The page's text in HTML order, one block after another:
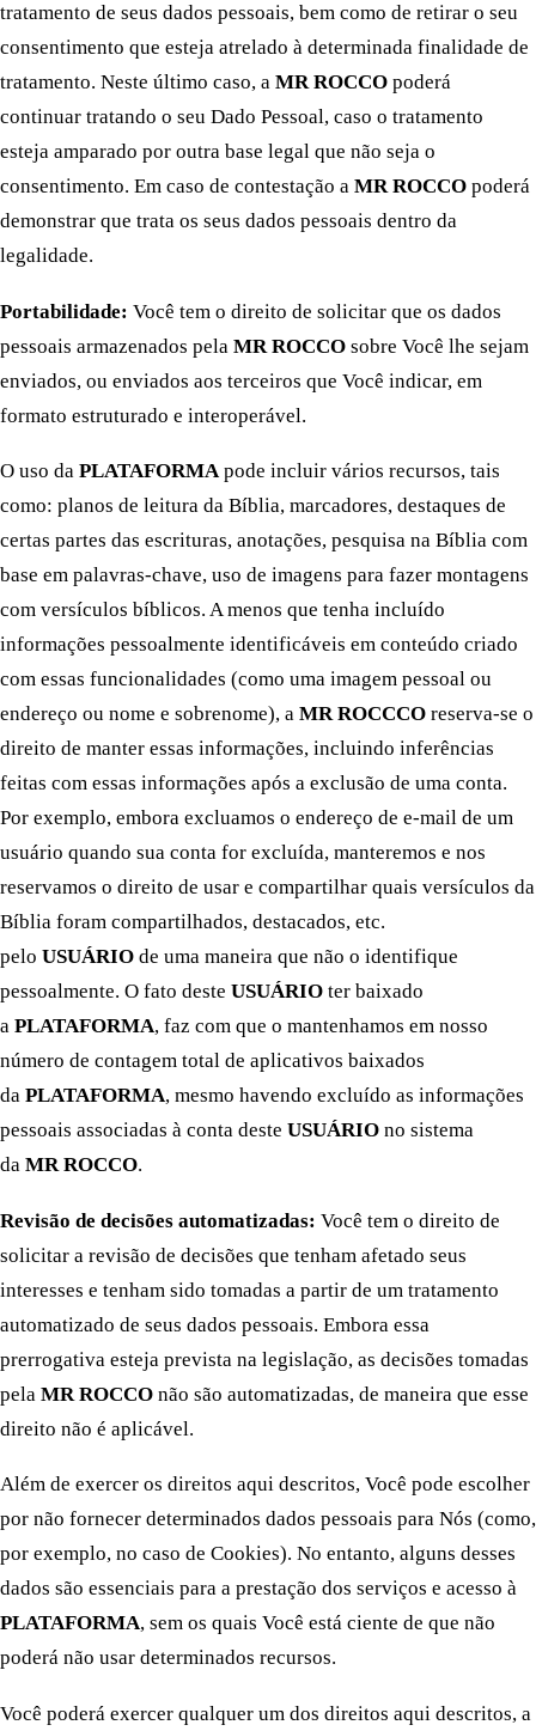
tratamento de seus dados pessoais, bem como de retirar o seu
consentimento que esteja atrelado à determinada finalidade de
tratamento. Neste último caso, a MR ROCCO poderá
continuar tratando o seu Dado Pessoal, caso o tratamento
esteja amparado por outra base legal que não seja o
consentimento. Em caso de contestação a MR ROCCO poderá
demonstrar que trata os seus dados pessoais dentro da
legalidade.
Portabilidade: Você tem o direito de solicitar que os dados
pessoais armazenados pela MR ROCCO sobre Você lhe sejam
enviados, ou enviados aos terceiros que Você indicar, em
formato estruturado e interoperável.
O uso da PLATAFORMApode incluir vários recursos, tais
como: planos de leitura da Bíblia, marcadores, destaques de
certas partes das escrituras, anotações, pesquisa na Bíblia com
base em palavras-chave, uso de imagens para fazer montagens
com versículos bíblicos. A menos que tenha incluído
informações pessoalmente identificáveis ​​em conteúdo criado
com essas funcionalidades (como uma imagem pessoal ou
endereço ou nome e sobrenome), a MR ROCCCO reserva-se o
direito de manter essas informações, incluindo inferências
feitas com essas informações após a exclusão de uma conta.
Por exemplo, embora excluamos o endereço de e-mail de um
usuário quando sua conta for excluída, manteremos e nos
reservamos o direito de usar e compartilhar quais versículos da
Bíblia foram compartilhados, destacados, etc.
pelo USUÁRIO de uma maneira que não o identifique
pessoalmente. O fato deste USUÁRIO ter baixado
a PLATAFORMA, faz com que o mantenhamos em nosso
número de contagem total de aplicativos baixados
da PLATAFORMA, mesmo havendo excluído as informações
pessoais associadas à conta deste USUÁRIO no sistema
da MR ROCCO.
Revisão de decisões automatizadas: Você tem o direito de
solicitar a revisão de decisões que tenham afetado seus
interesses e tenham sido tomadas a partir de um tratamento
automatizado de seus dados pessoais. Embora essa
prerrogativa esteja prevista na legislação, as decisões tomadas
pela MR ROCCO não são automatizadas, de maneira que esse
direito não é aplicável.
Além de exercer os direitos aqui descritos, Você pode escolher
por não fornecer determinados dados pessoais para Nós (como,
por exemplo, no caso de Cookies). No entanto, alguns desses
dados são essenciais para a prestação dos serviços e acesso à
PLATAFORMA, sem os quais Você está ciente de que não
poderá não usar determinados recursos.
Você poderá exercer qualquer um dos direitos aqui descritos, a